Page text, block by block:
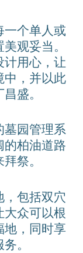
一个单人或
观妥当。
计用心，让
中，并以此
盛。
墓园管理系
的柏油道路
祭。
包括双穴
众可以根
地，同时享
。